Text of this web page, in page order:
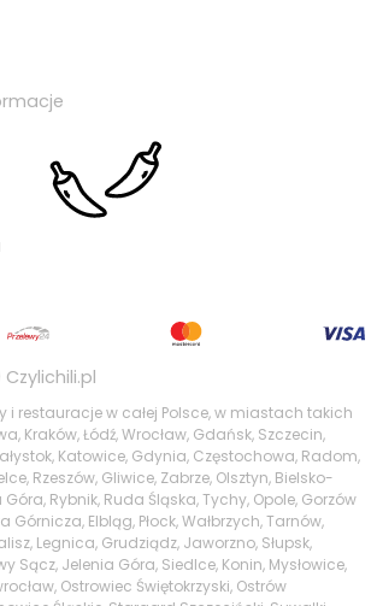
Czylichili.pl
i restauracje w całej Polsce, w miastach takich
Kraków, Łódź, Wrocław, Gdańsk, Szczecin,
Katowice, Gdynia, Częstochowa, Radom,
Rzeszów, Gliwice, Zabrze, Olsztyn, Bielsko-
Góra, Rybnik, Ruda Śląska, Tychy, Opole, Gorzów
Górnicza, Elbląg, Płock, Wałbrzych, Tarnów,
Legnica, Grudziądz, Jaworzno, Słupsk,
Sącz, Jelenia Góra, Siedlce, Konin, Mysłowice,
Ostrowiec Świętokrzyski, Ostrów